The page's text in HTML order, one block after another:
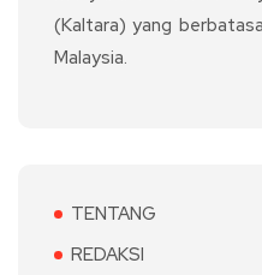
(Kaltara) yang
Malaysia.
TENTANG
REDAKSI